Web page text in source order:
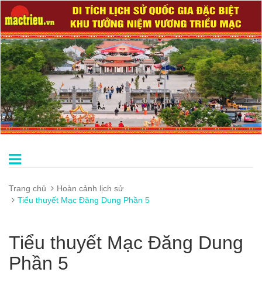
Trang chủ
Hoàn cảnh lịch sử
Tiểu thuyết Mạc Đăng Dung Phần 5
Tiểu thuyết Mạc Đăng Dung
Phần 5